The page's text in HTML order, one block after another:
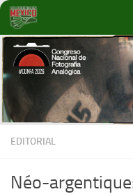
Debajo del contenido
EDITORIAL
Néo-